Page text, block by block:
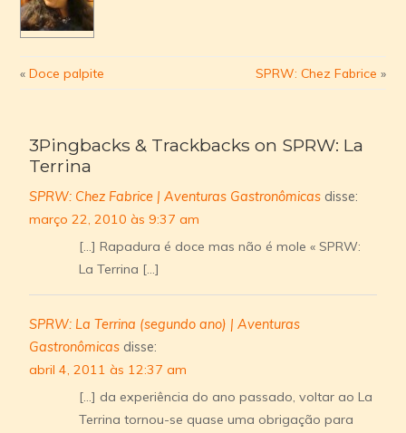
«Doce palpite SPRW: Chez Fabrice »
3Pingbacks & Trackbacks on SPRW: La
Terrina
SPRW: Chez Fabrice | Aventuras Gastronômicas disse:
março 22, 2010 às 9:37 am
[…] Rapadura é doce mas não é mole « SPRW:
La Terrina […]
SPRW: La Terrina (segundo ano) | Aventuras
Gastronômicas disse:
abril 4, 2011 às 12:37 am
[…] da experiência do ano passado, voltar ao La
Terrina tornou-se quase uma obrigação para